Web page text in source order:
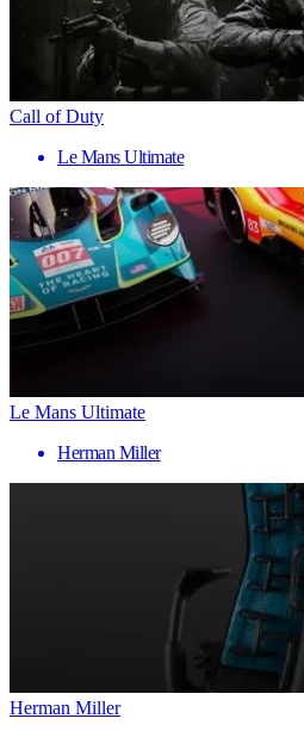
Call of Duty
Le Mans Ultimate
Le Mans Ultimate
Herman Miller
Herman Miller